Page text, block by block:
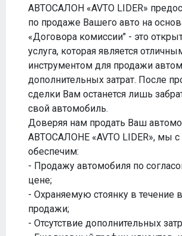
АВТОСАЛОН «AVTO LIDER»
по продаже Вашего авто на
«Договора комиссии" - это
услуга, которая является
инструментом для продажи
дополнительных затрат. После
сделки Вам останется лишь
свой автомобиль.
Доверяя нам продать Ваш
АВТОСАЛОНЕ «AVTO LIDER», мы с
обеспечим:
- Продажу автомобиля по
цене;
- Охраняемую стоянку в течение
продажи;
- Отсутствие дополнительных